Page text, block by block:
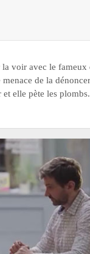
voir avec le
de la
elle pète les